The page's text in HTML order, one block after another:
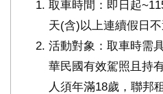
取車時間：即日起
天(含)以上連續假日不
活動對象：取車時需
華民國有效駕照且持
人須年滿18歲，聯邦